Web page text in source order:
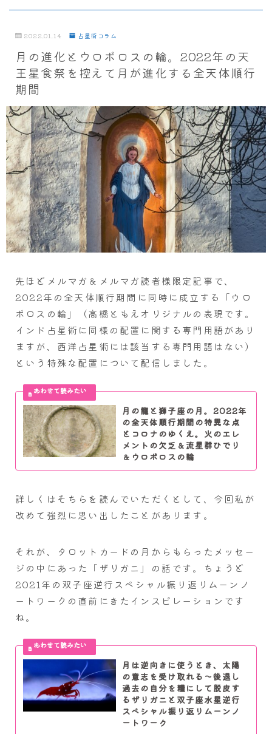
2022.01.14 占星術コラム
月の進化とウロボロスの輪。2022年の天
王星食祭を控えて月が進化する全天体順行
期間
先ほどメルマガ＆メルマガ読者様限定記事で、
2022年の全天体順行期間に同時に成立する「ウロ
ボロスの輪」（高橋ともえオリジナルの表現です。
インド占星術に同様の配置に関する専門用語があり
ますが、西洋占星術には該当する専門用語はない）
という特殊な配置について配信しました。
月の龍と獅子座の月。2022年
の全天体順行期間の特異な点
とコロナのゆくえ。火のエレ
メントの欠乏＆流星群ひでり
＆ウロボロスの輪
詳しくはそちらを読んでいただくとして、今回私が
改めて強烈に思い出したことがあります。
それが、タロットカードの月からもらったメッセー
ジの中にあった「ザリガニ」の話です。ちょうど
2021年の双子座逆行スペシャル振り返りムーンノ
ートワークの直前にきたインスピレーションです
ね。
月は逆向きに使うとき、太陽
の意志を受け取れる～後退し
過去の自分を糧にして脱皮す
るザリガニと双子座水星逆行
スペシャル振り返りムーンノ
ートワーク